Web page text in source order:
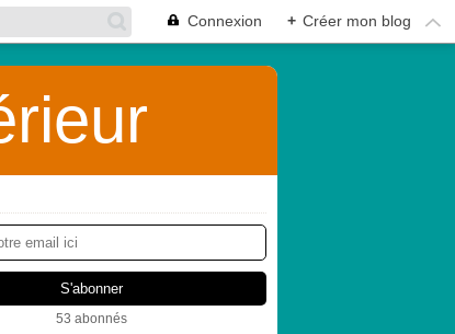
Connexion + Créer mon blog
53 abonnés